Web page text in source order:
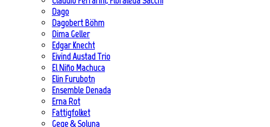
Dago
Dagobert Böhm
Dima Geller
Edgar Knecht
Eivind Austad Trio
El Niño Machuca
Elin Furubotn
Ensemble Denada
Erna Rot
Fattigfolket
Gege & Soluna